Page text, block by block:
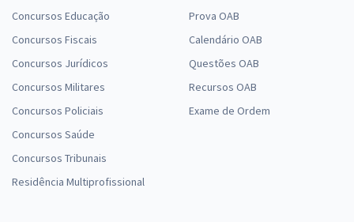
Concursos Educação
Concursos Fiscais
Concursos Jurídicos
Concursos Militares
Concursos Policiais
Concursos Saúde
Concursos Tribunais
Residência Multiprofissional
Prova OAB
Calendário OAB
Questões OAB
Recursos OAB
Exame de Ordem